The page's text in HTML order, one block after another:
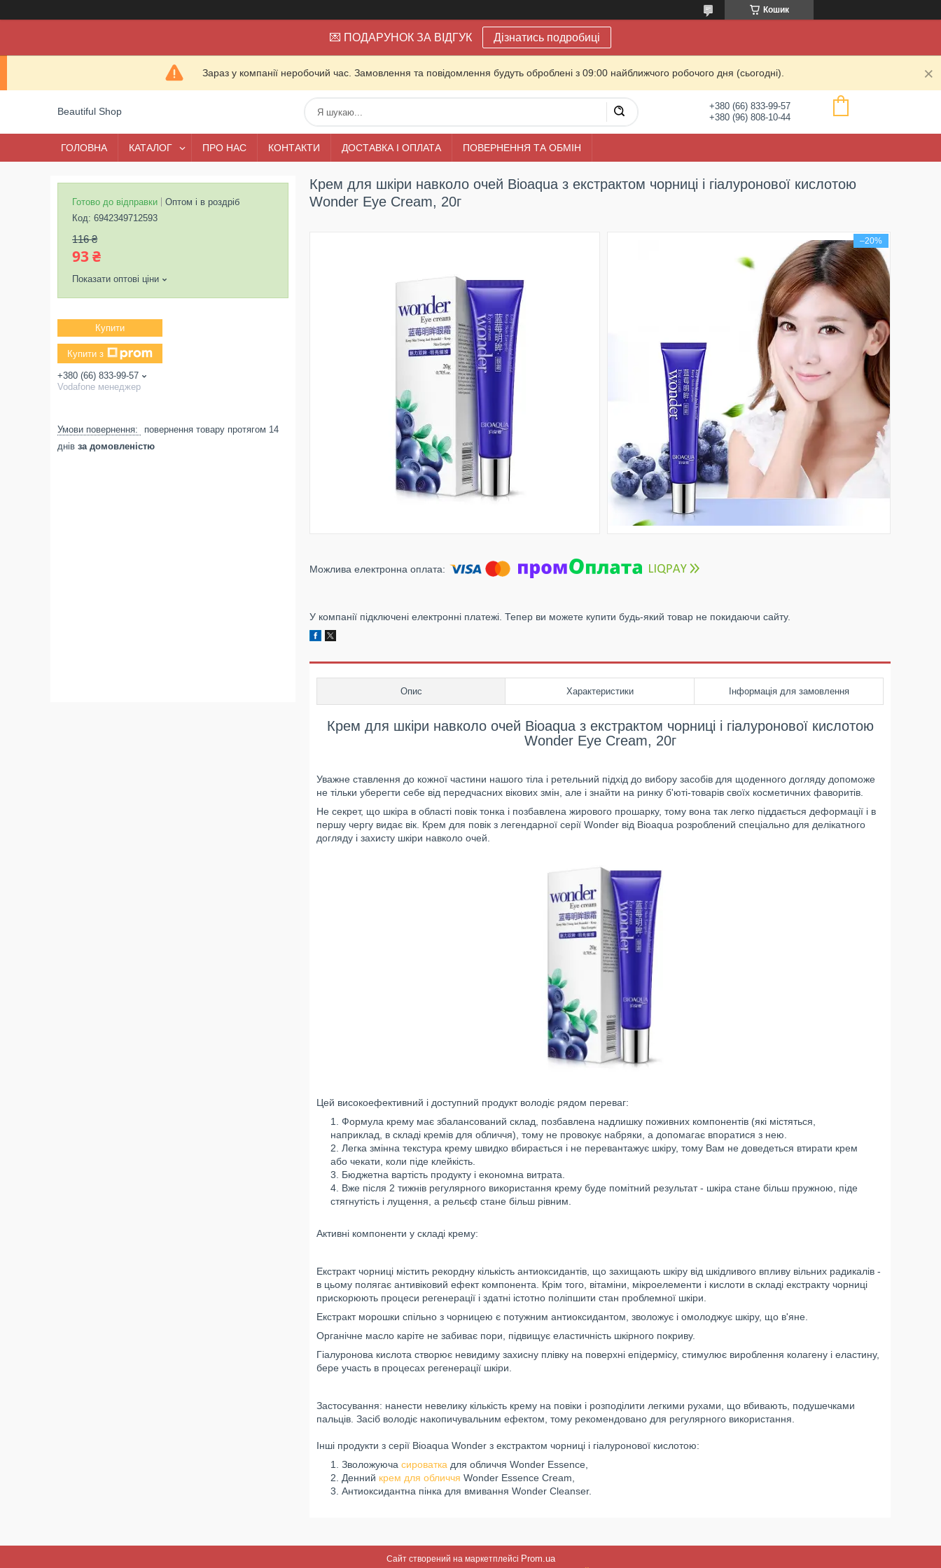
Кошик
💌 ПОДАРУНОК ЗА ВІДГУК Дізнатись подробиці
Зараз у компанії неробочий час. Замовлення та повідомлення будуть оброблені з 09:00 найближчого робочого дня (сьогодні).
Beautiful Shop
+380 (66) 833-99-57
+380 (96) 808-10-44
ГОЛОВНА КАТАЛОГ ПРО НАС КОНТАКТИ ДОСТАВКА І ОПЛАТА ПОВЕРНЕННЯ ТА ОБМІН
Крем для шкіри навколо очей Bioaqua з екстрактом чорниці і гіалуронової кислотою
Wonder Eye Cream, 20г
–20%
У компанії підключені електронні платежі. Тепер ви можете купити будь-який товар не покидаючи сайту.
Опис Характеристики Інформація для замовлення
Крем для шкіри навколо очей Bioaqua з екстрактом чорниці і гіалуронової кислотою
Wonder Eye Cream, 20г
Уважне ставлення до кожної частини нашого тіла і ретельний підхід до вибору засобів для щоденного догляду допоможе
не тільки уберегти себе від передчасних вікових змін, але і знайти на ринку б'юті-товарів своїх косметичних фаворитів.
Не секрет, що шкіра в області повік тонка і позбавлена жирового прошарку, тому вона так легко піддається деформації і в
першу чергу видає вік. Крем для повік з легендарної серії Wonder від Bioaqua розроблений спеціально для делікатного
догляду і захисту шкіри навколо очей.
Цей високоефективний і доступний продукт володіє рядом переваг:
Формула крему має збалансований склад, позбавлена надлишку поживних компонентів (які містяться,
наприклад, в складі кремів для обличчя), тому не провокує набряки, а допомагає впоратися з нею.
Легка змінна текстура крему швидко вбирається і не перевантажує шкіру, тому Вам не доведеться втирати крем
або чекати, коли піде клейкість.
Бюджетна вартість продукту і економна витрата.
Вже після 2 тижнів регулярного використання крему буде помітний результат - шкіра стане більш пружною, піде
стягнутість і лущення, а рельєф стане більш рівним.
Активні компоненти у складі крему:
Екстракт чорниці містить рекордну кількість антиоксидантів, що захищають шкіру від шкідливого впливу вільних радикалів -
в цьому полягає антивіковий ефект компонента. Крім того, вітаміни, мікроелементи і кислоти в складі екстракту чорниці
прискорюють процеси регенерації і здатні істотно поліпшити стан проблемної шкіри.
Екстракт морошки спільно з чорницею є потужним антиоксидантом, зволожує і омолоджує шкіру, що в'яне.
Органічне масло каріте не забиває пори, підвищує еластичність шкірного покриву.
Гіалуронова кислота створює невидиму захисну плівку на поверхні епідермісу, стимулює вироблення колагену і еластину,
бере участь в процесах регенерації шкіри.
Застосування: нанести невелику кількість крему на повіки і розподілити легкими рухами, що вбивають, подушечками
пальців. Засіб володіє накопичувальним ефектом, тому рекомендовано для регулярного використання.
Інші продукти з серії Bioaqua Wonder з екстрактом чорниці і гіалуронової кислотою:
Зволожуюча сироватка для обличчя Wonder Essence,
Денний крем для обличчя Wonder Essence Cream,
Антиоксидантна пінка для вмивання Wonder Cleanser.
Готово до відправки
Оптом і в роздріб
Код: 6942349712593
116 ₴
93 ₴
Показати оптові ціни
Купити
Купити з
+380 (66) 833-99-57
Vodafone менеджер
повернення товару протягом 14
днів за домовленістю
Сайт створений на маркетплейсі Prom.ua